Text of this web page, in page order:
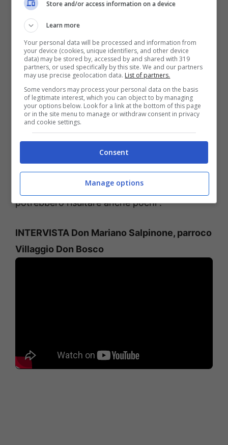
Per il padre spirituale della famiglia
Bondanese, tuttavia, per l’omicida di Romeo
due anni di volontariato da trascorrere in
alcune parrocchie del casertano “possono e
non devono diventare un contrappeso
rispetto ad una sentenza emessa da un
sistema, quello della giustizia minorile in Italia,
ragazzi, che non vanno lasciati soli, devono
dimostrare di aver capito la lezione di aver
sbagliato. Due anni sono tanti come
potrebbero risultare anche pochi”.
INTERVISTA Don Mariano Salpinone, parroco
Villaggio Don Bosco
Store and/or access information on a device
Learn more
Your personal data will be processed and information from
your device (cookies, unique identifiers, and other device
data) may be stored by, accessed by and shared with 319
partners, or used specifically by this site. We and our partners
may use precise geolocation data. List of partners.
Some vendors may process your personal data on the basis
of legitimate interest, which you can object to by managing
your options below. Look for a link at the bottom of this page
or in the site menu to manage or withdraw consent in privacy
and cookie settings.
Consent
Manage options